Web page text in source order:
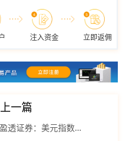
注入资金 立即返佣
一篇
IB盈透证券：美元指数周二跳升至一个月高点